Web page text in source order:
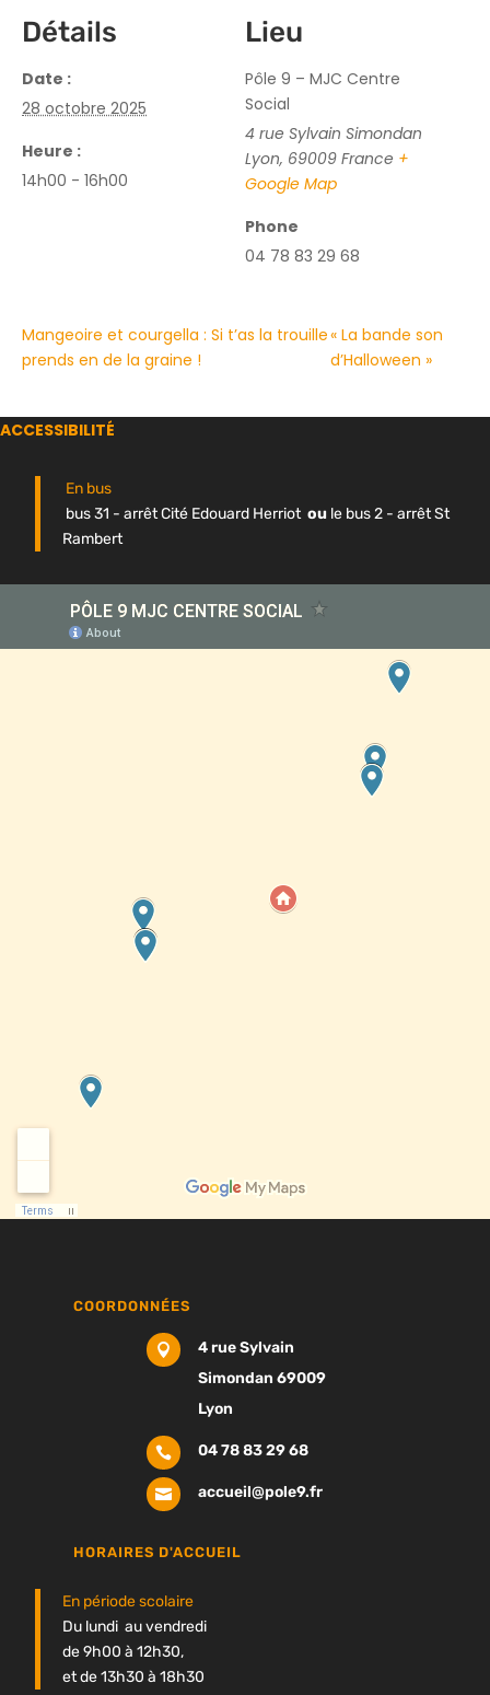
Détails
Date :
28 octobre 2025
Heure :
14h00 - 16h00
Lieu
Pôle 9 – MJC Centre
Social
4 rue Sylvain Simondan
Lyon, 69009 France +
Google Map
Phone
04 78 83 29 68
Mangeoire et courgella : Si t’as la trouille
prends en de la graine !
« La bande son
d’Halloween »
ACCESSIBILITÉ
En bus
bus 31 - arrêt Cité Edouard Herriot ou le bus 2 - arrêt St
Rambert
COORDONNÉES

4 rue Sylvain
Simondan 69009
Lyon
 04 78 83 29 68
 accueil@pole9.fr
HORAIRES D'ACCUEIL
En période scolaire
Du lundi au vendredi
de 9h00 à 12h30,
et de 13h30 à 18h30